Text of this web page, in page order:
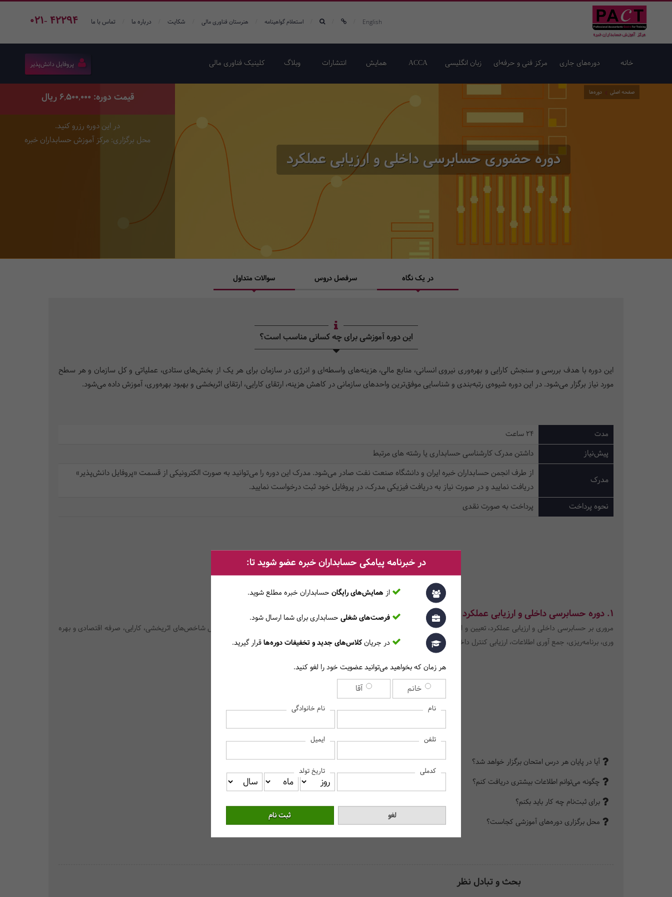
021- 42294 English استعلام گواهینامه هنرستان فناوری مالی شکایت درباره ما تماس با ما
خانه دوره‌های جاری مرکز فنی و حرفه‌ای زبان انگلیسی ACCA همایش‌ انتشارات وبلاگ کلینیک فناوری مالی پروفایل دانش‌پذیر
دوره حضوری حسابرسی داخلی و ارزیابی عملکرد
صفحه اصلی دوره‌ها قیمت دوره: 6,500,000 ریال
در این دوره رزرو کنید.
محل برگزاری: مرکز آموزش حسابداران خبره
در یک نگاه سرفصل دروس سوالات متداول
این دوره آموزشی برای چه کسانی مناسب است؟
این دوره با هدف بررسی و سنجش کارایی و بهره‌وری نیروی انسانی، منابع مالی، هزینه‌های واسطه‌ای و انرژی در سازمان برای هر یک از بخش‌های ستادی، عملیاتی و کل سازمان و هر سطح
مورد نیاز برگزار می‌شود. در این دوره شیوه‌ی رتبه‌بندی و شناسایی موفق‌ترین واحدهای سازمانی در کاهش هزینه، ارتقای کارایی، ارتقای اثربخشی و بهبود بهره‌وری، آموزش داده می‌شود.
مدت 24 ساعت
پیش‌نیاز داشتن مدرک کارشناسی حسابداری یا رشته های مرتبط
مدرک
از طرف انجمن حسابداران خبره ایران و دانشگاه صنعت نفت صادر می‌شود. مدرک این دوره را می‌توانید به صورت الکترونیکی از قسمت «پروفایل دانش‌پذیر»
دریافت نمایید و در صورت نیاز به دریافت فیزیکی مدرک، در پروفایل خود ثبت‌ درخواست نمایید.
نحوه پرداخت
پرداخت به صورت نقدی
سرفصل دروس
1. دوره حسابرسی داخلی و ارزیابی عملکرد
مروری بر حسابرسی داخلی و ارزیابی عملکرد، تعیین و اندازه‌گیری شاخص‌های خودکار آن با سامانه تحت وب، تعیین داشبورد مدیریتی در خصوص شاخص‌های اثریخشی، کارایی، صرفه اقتصادی و بهره
وری، برنامه‌ریزی، جمع آوری اطلاعات، ارزیابی کنترل داخلی در سطح واحد تجاری و فرایندی، گزارشگری اطلاع رسانی آنلاین
برای دیدن پاسخ سوالات متداول، لطفا روی هر سوال کلیک کنید‎
آیا در پایان هر درس امتحان برگزار خواهد شد؟
چگونه می‌توانم اطلاعات بیشتری دریافت کنم؟
برای ثبت‌نام چه کار باید بکنم؟
محل برگزاری دوره‌های آموزشی کجاست؟
بحث و تبادل نظر
در خبرنامه پیامکی حسابداران خبره عضو شوید تا:
از همایش‌های رایگان حسابداران خبره مطلع ‎شوید.
فرصت‌های شغلی حسابداری برای شما ارسال شود.
در جریانکلاس‌های جدید و تخفیفات دوره‌هاقرار گیرید.
هر زمان که بخواهید می‌توانید عضویت خود را لغو کنید.
خانم آقا
نام نام خانوادگی
تلفن ایمیل
کدملی تاریخ تولد